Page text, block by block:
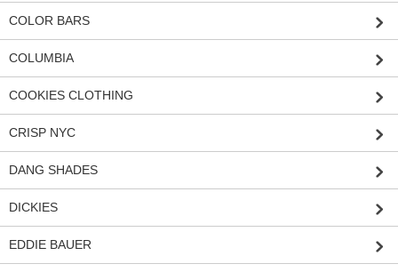
COLOR BARS
COLUMBIA
COOKIES CLOTHING
CRISP NYC
DANG SHADES
DICKIES
EDDIE BAUER